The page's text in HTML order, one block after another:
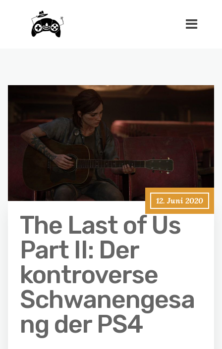
12. Juni 2020
The Last of Us
Part II: Der
kontroverse
Schwanengesa
ng der PS4